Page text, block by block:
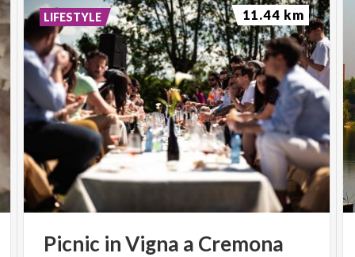
Picnic inVigna a Cremona
LIFESTYLE 11.44 km